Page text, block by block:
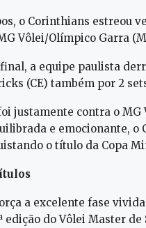
o Corinthians estreou
Vôlei/Olímpico Garra
a equipe paulista
(CE) também por 2
justamente contra o
e emocionante, o
o título da Copa
a excelente fase
edição do Vôlei Master